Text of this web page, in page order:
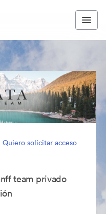
Quiero solicitar acceso
team privado